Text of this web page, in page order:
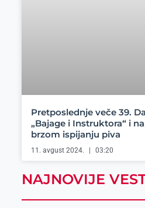
Pretposlednje veče 39.
„Bajage i Instruktora“ i
brzom ispijanju piva
11. avgust 2024. 03:20
NAJNOVIJE